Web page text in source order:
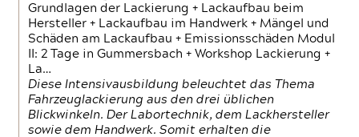
Grundlagen der Lackierung + Lackaufbau beim
Hersteller + Lackaufbau im Handwerk + Mängel und
Schäden am Lackaufbau + Emissionsschäden Modul
II: 2 Tage in Gummersbach + Workshop Lackierung +
La…
Diese Intensivausbildung beleuchtet das Thema
Fahrzeuglackierung aus den drei üblichen
Blickwinkeln. Der Labortechnik, dem Lackhersteller
sowie dem Handwerk. Somit erhalten die